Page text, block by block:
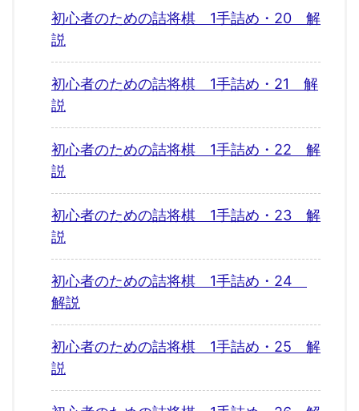
初心者のための詰将棋 1手詰め・20 解
説
初心者のための詰将棋 1手詰め・21 解
説
初心者のための詰将棋 1手詰め・22 解
説
初心者のための詰将棋 1手詰め・23 解
説
初心者のための詰将棋 1手詰め・24
解説
初心者のための詰将棋 1手詰め・25 解
説